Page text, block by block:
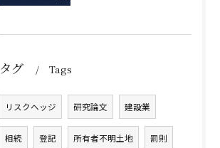
タグ Tags
リスクヘッジ 研究論文 建設業
相続 登記 所有者不明土地 罰則